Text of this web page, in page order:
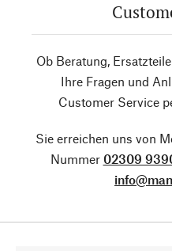
Ob Beratung,
Ihre Fragen und
Customer Service
Sie erreichen uns von
Nummer 02309